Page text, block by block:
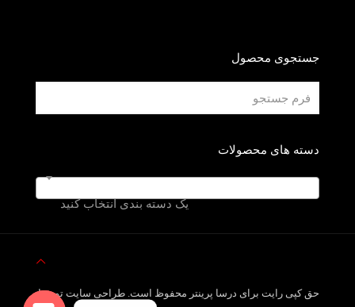
جستجوی محصول
دسته های محصولات
یک دسته بندی انتخاب کنید
حق کپی رایت برای درسا پرینتر محفوظ است. طراحی سایت توسط